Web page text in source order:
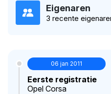
Eigenaren
3 recente
06 jan 2011
Eerste registratie
Opel Corsa